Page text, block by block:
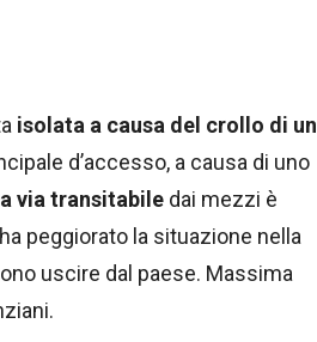
isolata a causa del crollo di un
d’accesso, a causa di uno
via transitabile dai mezzi è
peggiorato la situazione nella
uscire dal paese. Massima